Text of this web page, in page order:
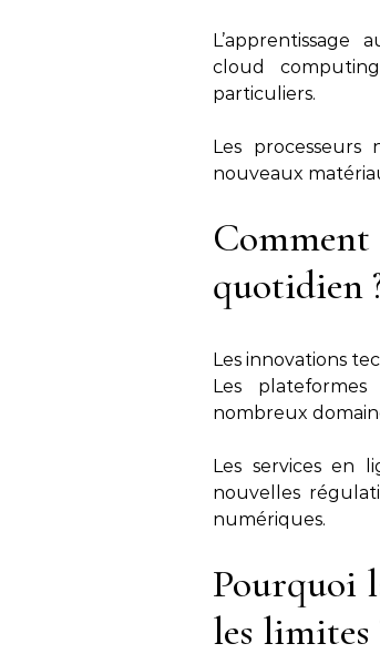
L’apprentissage
cloud
particuliers.
Les processeurs
nouveaux
quotidien
Les innovations
Les
nombreux
Les services en
nouvelles
numériques.
Pourquoi
les limites